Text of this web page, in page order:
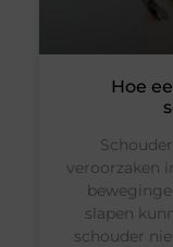
Hoe
veroorzaken
slapen
schouder